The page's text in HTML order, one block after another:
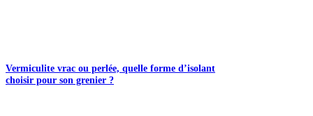
Vermiculite vrac ou perlée, quelle forme d’isolant
choisir pour son grenier ?